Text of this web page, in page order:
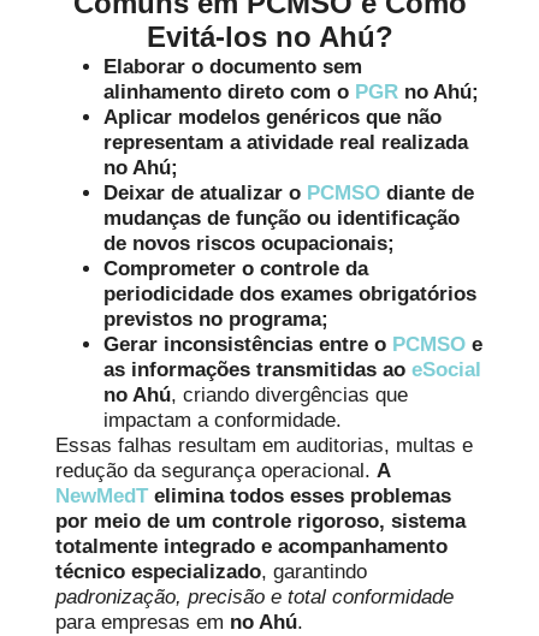
Evitá-los no Ahú?
Elaborar o documento sem
alinhamento direto com o PGR no Ahú;
Aplicar modelos genéricos que não
representam a atividade real realizada
no Ahú;
Deixar de atualizar o PCMSO diante de
mudanças de função ou identificação
de novos riscos ocupacionais;
Comprometer o controle da
periodicidade dos exames obrigatórios
previstos no programa;
Gerar inconsistências entre o PCMSO e
as informações transmitidas aoeSocial
no Ahú, criando divergências que
impactam a conformidade.
Essas falhas resultam em auditorias, multas e
redução da segurança operacional.A
NewMedTelimina todos esses problemas
por meio de um controle rigoroso, sistema
totalmente integrado e acompanhamento
técnico especializado, garantindo
padronização, precisão e total conformidade
para empresas em no Ahú.